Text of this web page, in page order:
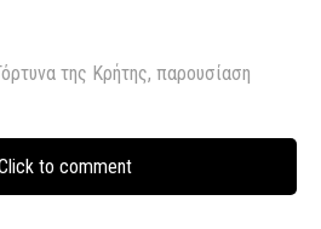
της Κρήτης, παρουσίαση
to comment